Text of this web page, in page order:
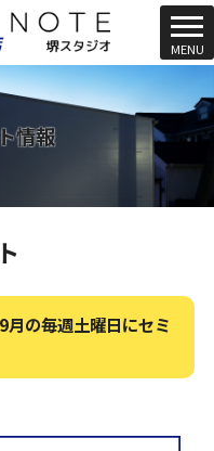
t
o
g
g
l
a
a
o
MENU
情報
月の毎週土曜日にセミ